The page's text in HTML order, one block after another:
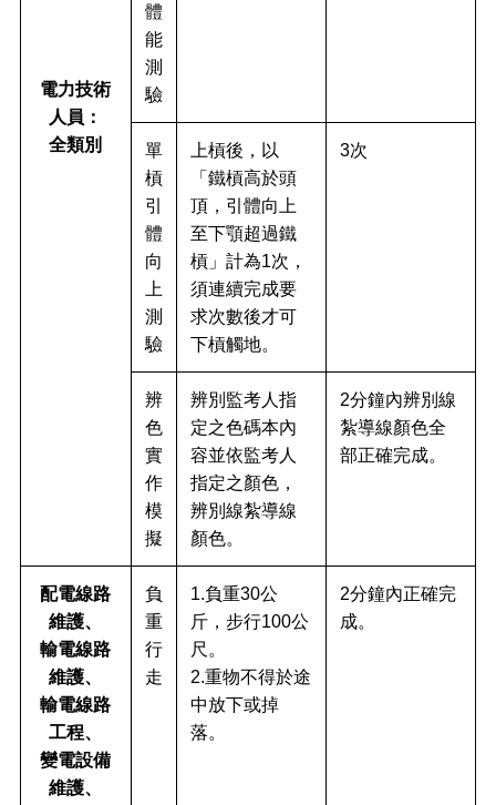
電力技術
人員：
全類別
體
能
測
驗
單
槓
引
體
向
上
測
驗
上槓後，以
「鐵槓高於頭
頂，引體向上
至下顎超過鐵
槓」計為1次，
須連續完成要
求次數後才可
下槓觸地。
3次
辨
色
實
作
模
擬
辨別監考人指
定之色碼本內
容並依監考人
指定之顏色，
辨別線紮導線
顏色。
2分鐘內辨別線
紮導線顏色全
部正確完成。
配電線路
維護、
輸電線路
維護、
輸電線路
工程、
變電設備
維護、
負
重
行
走
1.負重30公
斤，步行100公
尺。
2.重物不得於途
中放下或掉
落。
2分鐘內正確完
成。